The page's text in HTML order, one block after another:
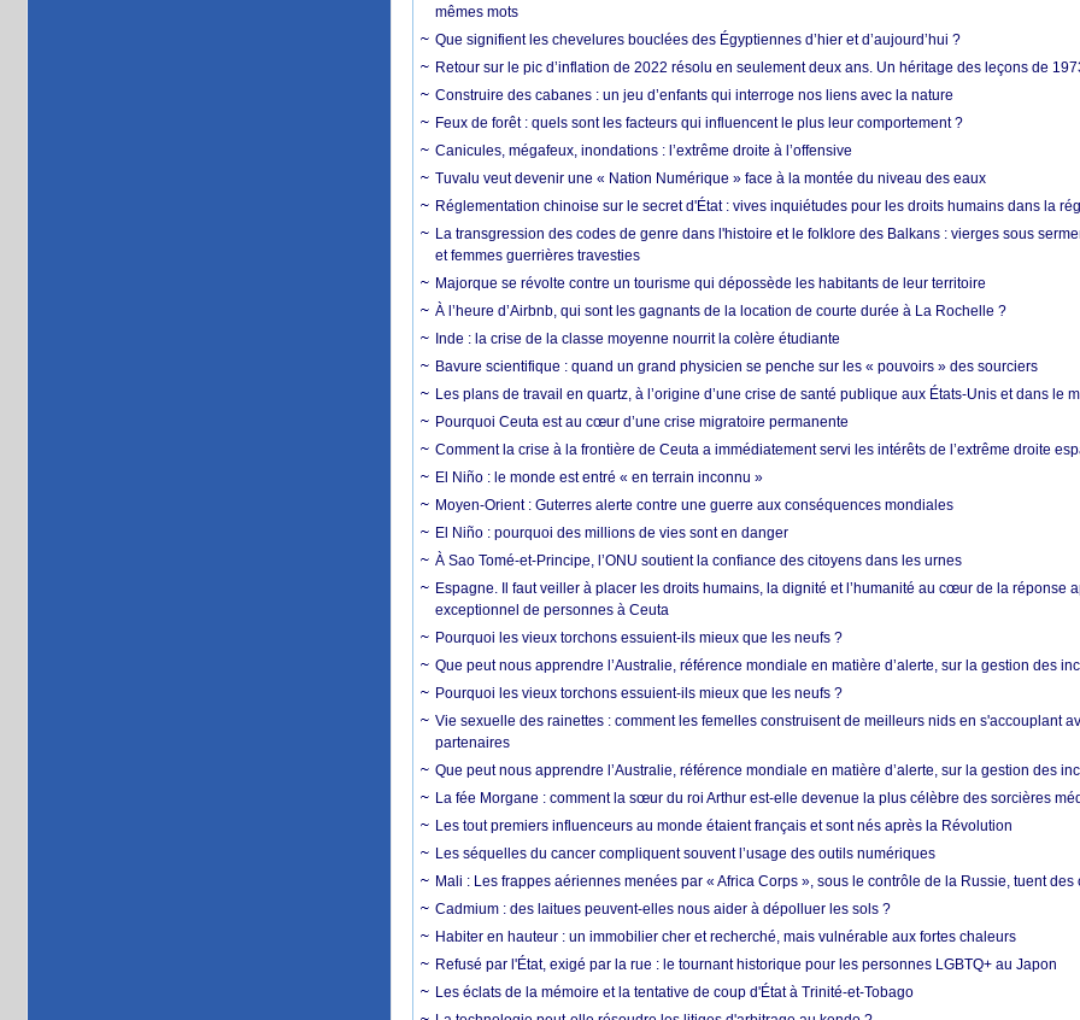
mêmes mots
Que signifient les chevelures bouclées des Égyptiennes d’hier et d’aujourd’hui ?
Retour sur le pic d’inflation de 2022 résolu en seulement deux ans. Un héritage des leçons de
Construire des cabanes : un jeu d’enfants qui interroge nos liens avec la nature
Feux de forêt : quels sont les facteurs qui influencent le plus leur comportement ?
Canicules, mégafeux, inondations : l’extrême droite à l’offensive
Tuvalu veut devenir une « Nation Numérique » face à la montée du niveau des eaux
Réglementation chinoise sur le secret d'État : vives inquiétudes pour les droits humains dans la
La transgression des codes de genre dans l'histoire et le folklore des Balkans : vierges sous
et femmes guerrières travesties
Majorque se révolte contre un tourisme qui dépossède les habitants de leur territoire
À l’heure d’Airbnb, qui sont les gagnants de la location de courte durée à La Rochelle ?
Inde : la crise de la classe moyenne nourrit la colère étudiante
Bavure scientifique : quand un grand physicien se penche sur les « pouvoirs » des sourciers
Les plans de travail en quartz, à l’origine d’une crise de santé publique aux États-Unis et dans le
Pourquoi Ceuta est au cœur d’une crise migratoire permanente
Comment la crise à la frontière de Ceuta a immédiatement servi les intérêts de l’extrême droite
El Niño : le monde est entré « en terrain inconnu »
Moyen-Orient : Guterres alerte contre une guerre aux conséquences mondiales
El Niño : pourquoi des millions de vies sont en danger
À Sao Tomé-et-Principe, l’ONU soutient la confiance des citoyens dans les urnes
Espagne. Il faut veiller à placer les droits humains, la dignité et l’humanité au cœur de la réponse
exceptionnel de personnes à Ceuta
Pourquoi les vieux torchons essuient-ils mieux que les neufs ?
Que peut nous apprendre l’Australie, référence mondiale en matière d’alerte, sur la gestion des
Pourquoi les vieux torchons essuient-ils mieux que les neufs ?
Vie sexuelle des rainettes : comment les femelles construisent de meilleurs nids en s'accouplant
partenaires
Que peut nous apprendre l’Australie, référence mondiale en matière d’alerte, sur la gestion des
La fée Morgane : comment la sœur du roi Arthur est-elle devenue la plus célèbre des sorcières
Les tout premiers influenceurs au monde étaient français et sont nés après la Révolution
Les séquelles du cancer compliquent souvent l’usage des outils numériques
Mali : Les frappes aériennes menées par « Africa Corps », sous le contrôle de la Russie, tuent des
Cadmium : des laitues peuvent-elles nous aider à dépolluer les sols ?
Habiter en hauteur : un immobilier cher et recherché, mais vulnérable aux fortes chaleurs
Refusé par l'État, exigé par la rue : le tournant historique pour les personnes LGBTQ+ au Japon
Les éclats de la mémoire et la tentative de coup d'État à Trinité-et-Tobago